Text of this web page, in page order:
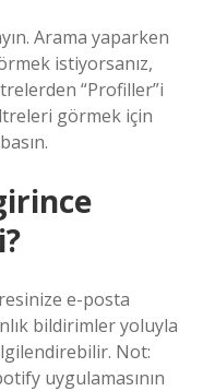
Arama yaparken
istiyorsanız,
“Profiller”i
görmek için
e-posta
bildirimler yoluyla
Not:
uygulamasının